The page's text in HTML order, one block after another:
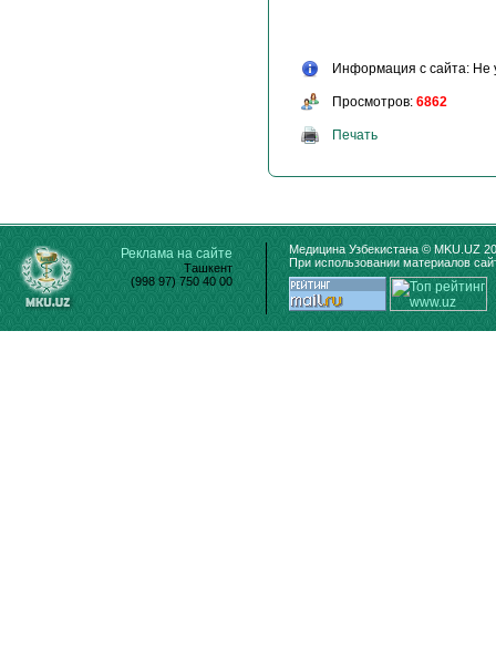
Информация с сайта: Не
Просмотров: 6862
Печать
Реклама на сайте
Ташкент
(998 97) 750 40 00
Медицина Узбекистана © MKU.UZ
При использовании материалов